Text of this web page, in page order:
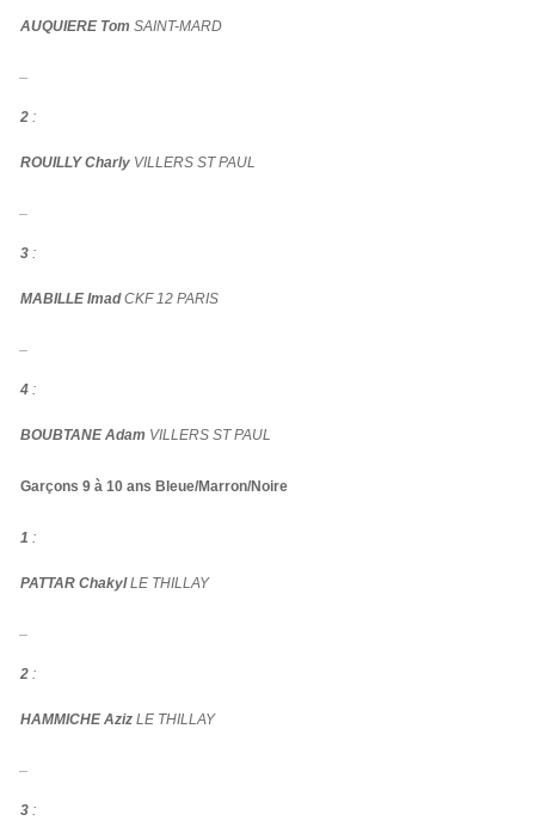
AUQUIERE Tom SAINT-MARD
2 :
ROUILLY Charly VILLERS ST PAUL
3 :
MABILLE ImadCKF 12 PARIS
4 :
BOUBTANE Adam VILLERS ST PAUL
Garçons 9 à 10 ans Bleue/Marron/Noire
1 :
PATTAR ChakylLE THILLAY
2 :
HAMMICHE Aziz LE THILLAY
3 :